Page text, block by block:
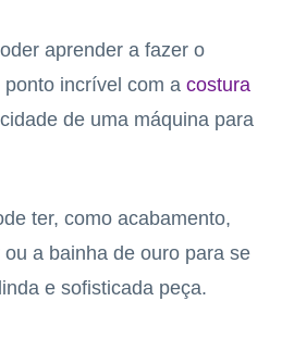
aprender a fazer o
incrível com a costura
de uma máquina para
ter, como acabamento,
a bainha de ouro para se
e sofisticada peça.